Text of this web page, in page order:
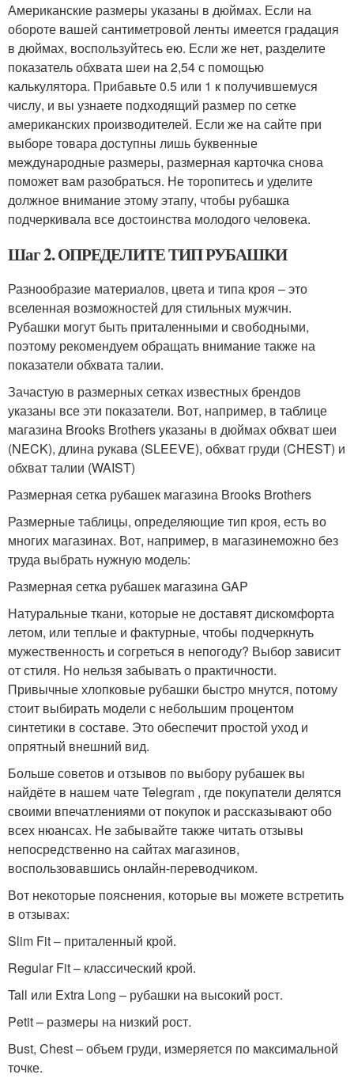
Американские размеры указаны в дюймах. Если на
обороте вашей сантиметровой ленты имеется градация
в дюймах, воспользуйтесь ею. Если же нет, разделите
показатель обхвата шеи на 2,54 с помощью
калькулятора. Прибавьте 0.5 или 1 к получившемуся
числу, и вы узнаете подходящий размер по сетке
американских производителей. Если же на сайте при
выборе товара доступны лишь буквенные
международные размеры, размерная карточка снова
поможет вам разобраться. Не торопитесь и уделите
должное внимание этому этапу, чтобы рубашка
подчеркивала все достоинства молодого человека.
Шаг 2. ОПРЕДЕЛИТЕ ТИП РУБАШКИ
Разнообразие материалов, цвета и типа кроя – это
вселенная возможностей для стильных мужчин.
Рубашки могут быть приталенными и свободными,
поэтому рекомендуем обращать внимание также на
показатели обхвата талии.
Зачастую в размерных сетках известных брендов
указаны все эти показатели. Вот, например, в таблице
магазина Brooks Brothers указаны в дюймах обхват шеи
(NECK), длина рукава (SLEEVE), обхват груди (CHEST) и
обхват талии (WAIST)
Размерная сетка рубашек магазина Brooks Brothers
Размерные таблицы, определяющие тип кроя, есть во
многих магазинах. Вот, например, в магазинеможно без
труда выбрать нужную модель:
Размерная сетка рубашек магазина GAP
Натуральные ткани, которые не доставят дискомфорта
летом, или теплые и фактурные, чтобы подчеркнуть
мужественность и согреться в непогоду? Выбор зависит
от стиля. Но нельзя забывать о практичности.
Привычные хлопковые рубашки быстро мнутся, потому
стоит выбирать модели с небольшим процентом
синтетики в составе. Это обеспечит простой уход и
опрятный внешний вид.
Больше советов и отзывов по выбору рубашек вы
найдёте в нашем чате Telegram , где покупатели делятся
своими впечатлениями от покупок и рассказывают обо
всех нюансах. Не забывайте также читать отзывы
непосредственно на сайтах магазинов,
воспользовавшись онлайн-переводчиком.
Вот некоторые пояснения, которые вы можете встретить
в отзывах:
Slim Fit – приталенный крой.
Regular Fit – классический крой.
Tall или Extra Long – рубашки на высокий рост.
Petit – размеры на низкий рост.
Bust, Chest – объем груди, измеряется по максимальной
точке.